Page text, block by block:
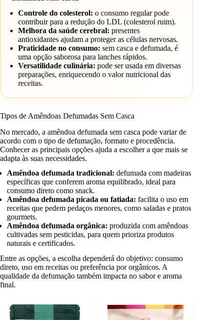
Controle do colesterol: o consumo regular pode
contribuir para a redução do LDL (colesterol ruim).
Melhora da saúde cerebral: presentes
antioxidantes ajudam a proteger as células nervosas.
Praticidade no consumo: sem casca e defumada, é
uma opção saborosa para lanches rápidos.
Versatilidade culinária: pode ser usada em diversas
preparações, enriquecendo o valor nutricional das
receitas.
Tipos de Amêndoas Defumadas Sem Casca
No mercado, a amêndoa defumada sem casca pode variar de
acordo com o tipo de defumação, formato e procedência.
Conhecer as principais opções ajuda a escolher a que mais se
adapta às suas necessidades.
Amêndoa defumada tradicional: defumada com madeiras
específicas que conferem aroma equilibrado, ideal para
consumo direto como snack.
Amêndoa defumada picada ou fatiada: facilita o uso em
receitas que pedem pedaços menores, como saladas e pratos
gourmets.
Amêndoa defumada orgânica: produzida com amêndoas
cultivadas sem pesticidas, para quem prioriza produtos
naturais e certificados.
Entre as opções, a escolha dependerá do objetivo: consumo
direto, uso em receitas ou preferência por orgânicos. A
qualidade da defumação também impacta no sabor e aroma
final.